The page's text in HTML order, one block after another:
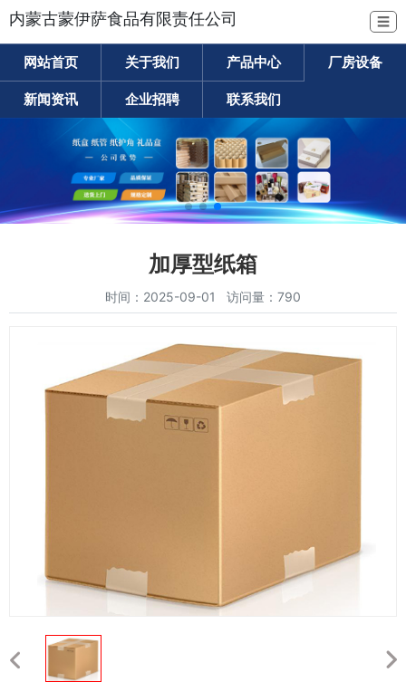
内蒙古蒙伊萨食品有限责任公司 ☰
网站首页 关于我们 产品中心 厂房设备
新闻资讯 企业招聘 联系我们
加厚型纸箱
时间：2025-09-01 访问量：790